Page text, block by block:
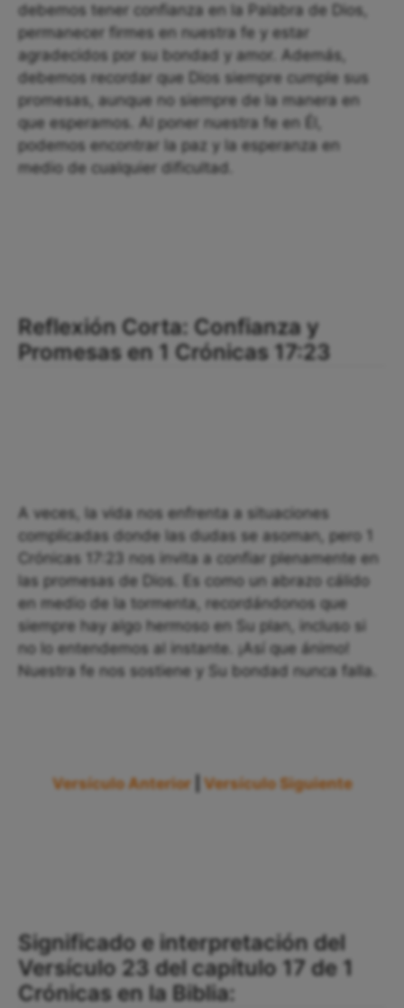
debemos tener confianza en la Palabra de Dios,
permanecer firmes en nuestra fe y estar
agradecidos por su bondad y amor. Además,
debemos recordar que Dios siempre cumple sus
promesas, aunque no siempre de la manera en
que esperamos. Al poner nuestra fe en Él,
podemos encontrar la paz y la esperanza en
medio de cualquier dificultad.
Reflexión Corta: Confianza y
Promesas en 1 Crónicas 17:23
A veces, la vida nos enfrenta a situaciones
complicadas donde las dudas se asoman, pero 1
Crónicas 17:23 nos invita a confiar plenamente en
las promesas de Dios. Es como un abrazo cálido
en medio de la tormenta, recordándonos que
siempre hay algo hermoso en Su plan, incluso si
no lo entendemos al instante. ¡Así que ánimo!
Nuestra fe nos sostiene y Su bondad nunca falla.
Versículo Anterior Versículo Siguiente
Significado e interpretación del
Versículo 23 del capítulo 17 de 1
Crónicas en la Biblia: